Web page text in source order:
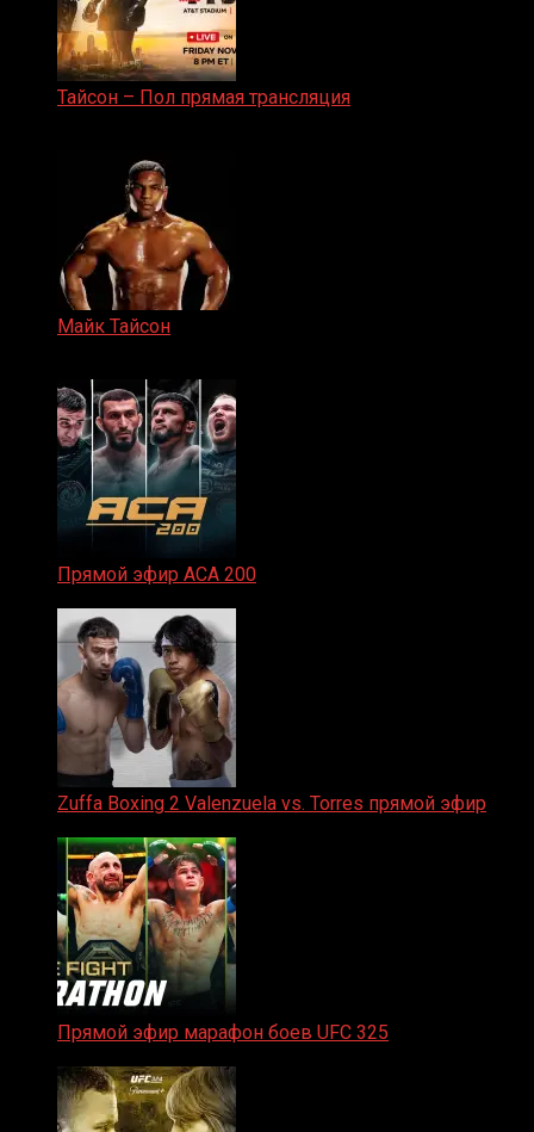
Тайсон – Пол прямая трансляция
Майк Тайсон
Прямой эфир ACA 200
Zuffa Boxing 2 Valenzuela vs. Torres прямой эфир
Прямой эфир марафон боев UFC 325